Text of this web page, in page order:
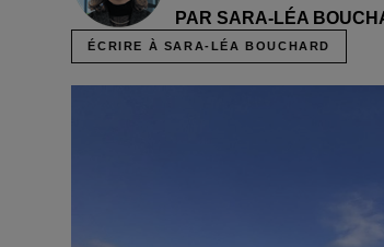
PAR SARA-LÉA
ÉCRIRE À SARA-LÉA BOUCHARD